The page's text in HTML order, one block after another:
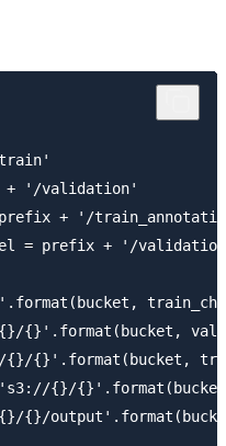
+ '/validation'
prefix + '/
= prefix + '/
{}'.format(bucket,
{}'.format(bucket,
{}/